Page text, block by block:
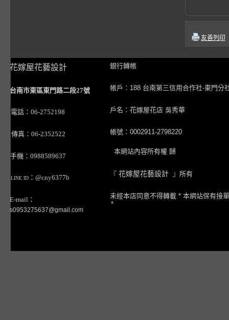
友善列印
花嫁屋花藝設計
台南市東區東門路二段27號
電話：06-2752198
傳真：06-2352522
手機：0988589637
LINE ID ：@cny6377b
E-mail：
s0953275637@gmail.com
銀行轉帳
帳戶：188 台南第三信用合作社-東門分
戶名：花嫁屋花店 吳秀華
帳號：0002911-2798220
本網站內容所有權 歸
『 花嫁屋花藝設計 』所有
未經本店同意不得轉載 * 本網站保有接
*